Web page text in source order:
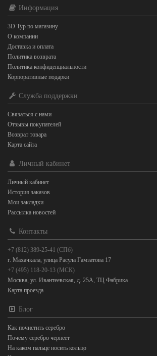
Информация
3D Тур по магазину
О компании
Доставка и оплата
Политика возврата
Политика конфиденциальности
Корпоративные подарки
Служба поддержки
Связаться с нами
Отзывы покупателей
Возврат товара
Карта сайта
Личный кабинет
Личный кабинет
История заказов
Мои закладки
Рассылка новостей
Контакты
+7 (812) 389-25-41 (СПб)
г. Махачкала, улица Расула Гамзатова 17
+7 (495) 118-20-13 (МСК)
Москва, ул. Ивантеевская, д. 25А, ТЦ Фабрика
Карта проезда
Блог
Как почистить серебро
Почему серебро чернеет
На каком пальце носить кольцо